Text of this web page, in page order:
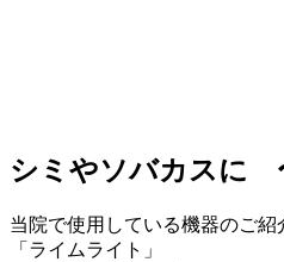
シミやソバカスに
当院で使用している機器のご紹
「ライムライト」